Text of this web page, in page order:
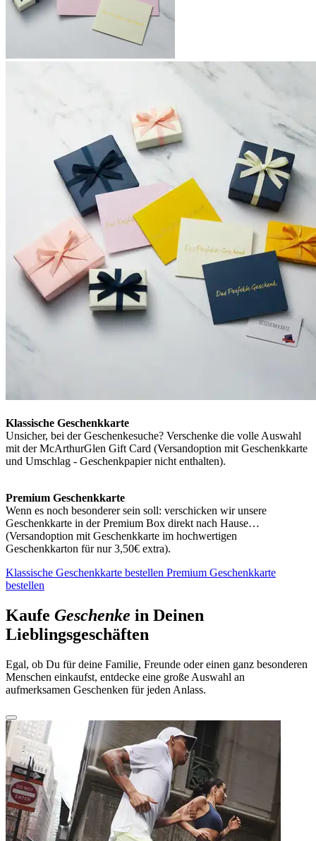
Klassische Geschenkkarte
Unsicher, bei der Geschenkesuche? Verschenke die volle Auswahl
mit der McArthurGlen Gift Card (Versandoption mit Geschenkkarte
und Umschlag - Geschenkpapier nicht enthalten).
Premium Geschenkkarte
Wenn es noch besonderer sein soll: verschicken wir unsere
Geschenkkarte in der Premium Box direkt nach Hause…
(Versandoption mit Geschenkkarte im hochwertigen
Geschenkkarton für nur 3,50€ extra).
Klassische Geschenkkarte bestellen Premium Geschenkkarte
bestellen
Kaufe Geschenke in Deinen
Lieblingsgeschäften
Egal, ob Du für deine Familie, Freunde oder einen ganz besonderen
Menschen einkaufst, entdecke eine große Auswahl an
aufmerksamen Geschenken für jeden Anlass.